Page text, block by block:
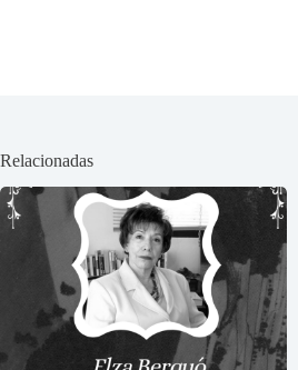
Relacionadas